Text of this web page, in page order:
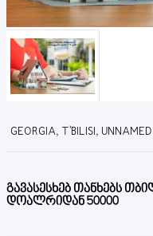
GEORGIA, T'BILISI,
გავასესხებ თანხებს
დოალრიდან 50000